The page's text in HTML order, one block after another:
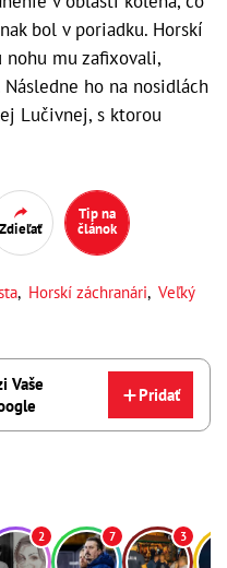
bol v poriadku. Horskí
mu zafixovali,
ho na nosidlách
Lučivnej, s ktorou
Zdieľať
Tip na
článok
, Horskí záchranári, Veľký
Vaše
Pridať
2 7 3